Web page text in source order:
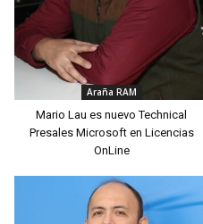
Araña RAM
Mario Lau es nuevo Technical
Presales Microsoft en Licencias
OnLine